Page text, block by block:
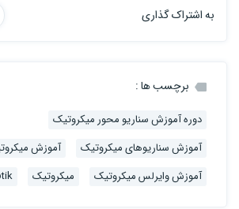
به اشتراک گذاری
برچسب ها :
دوره آموزش سناریو محور میکروتیک
آموزش سناریوهای میکروتیک
آموزش
آموزش وایرلس میکروتیک
میکروتیک